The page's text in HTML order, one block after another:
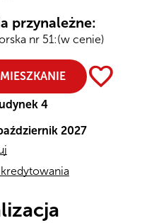
przynależne:
nr 51:(w cenie)
favorite
4
2027